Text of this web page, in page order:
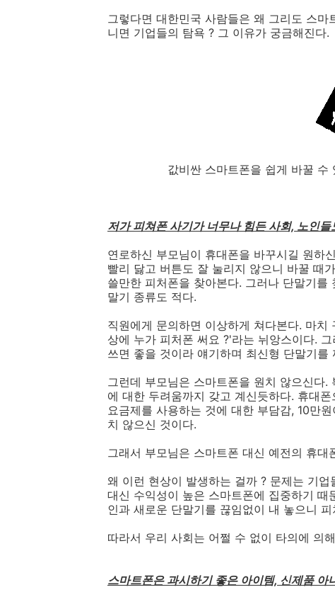
그렇다면 대한민국 사람들은 왜 그리도 스
니면 기업들의 탐욕 ? 그 이유가 궁금해진다.
값비싼 스마트폰을 쉽게 바꿀
저가 피쳐폰 사기가 너무나 힘든 사회, 노인
연로하신 부모님이 휴대폰을 바꾸시길 원하
빨리 닳고 버튼도 잘 눌리지 않으니 바꿀 때
쓸만한 피처폰을 찾아본다. 그러나 단말기
말기 종류도 적다.
직원에게 문의하면 이상하게 쳐다본다. 마
상에 누가 피처폰 써요 ?'라는 뉘앙스이다.
쓰면 좋을 것이라 얘기하며 최신형 단말기를
그런데 부모님은 스마트폰을 원치 않으신다
에 대한 두려움까지 갖고 계신듯하다. 휴대
요금제를 사용하는 것에 대한 부담감, 10만
치 않으신 것이다.
그래서 부모님은 스마트폰 대신 예전의 휴대
왜 이런 현상이 발생하는 걸까 ? 문제는 기
대신 수익성이 높은 스마트폰에 집중하기
인과 새로운 단말기를 끊임없이 내 놓으니
따라서 우리 사회는 어쩔 수 없이 타의에 의
스마트폰은 과시하기 좋은 아이템, 신제품 아